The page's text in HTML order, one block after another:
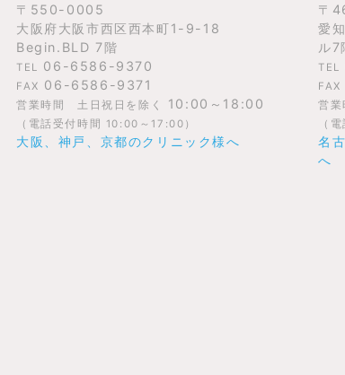
〒550-0005
大阪府大阪市西区西本町1-9-18
Begin.BLD 7階
TEL 06-6586-9370
FAX 06-6586-9371
営業時間 土日祝日を除く 10:00～18:00
（電話受付時間 10:00～17:00）
大阪、神戸、京都のクリニック様へ
〒
愛
ル7
TEL
FAX
営
（
名
へ
24時間対応
🤖
Hello! How